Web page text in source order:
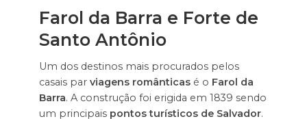
Farol da Barra e Forte de
Santo Antônio
Um dos destinos mais procurados pelos
casais par viagens românticasé o Farol da
Barra. A construção foi erigida em 1839 sendo
um principais pontos turísticos de Salvador.